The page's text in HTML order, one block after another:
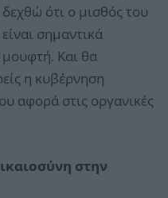
ότι ο μισθός του
σημαντικά
Και θα
η κυβέρνηση
αφορά στις οργανικές
στην